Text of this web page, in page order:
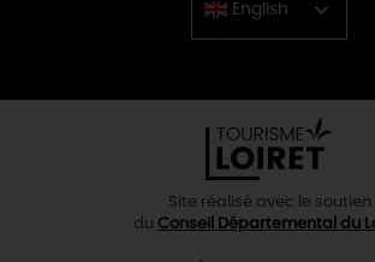
English
Chinese
Site réalisé avec le soutien
du Conseil Départemental du